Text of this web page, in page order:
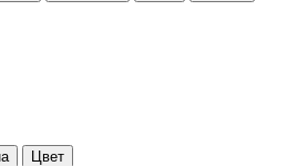
Цвет